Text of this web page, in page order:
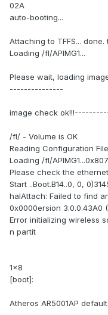
02A
auto-booting...
Attaching to TFFS... done.
Loading /fl/APIMG1...
Please wait, loading
---------------
image check
/fl/ - Volume is OK
Reading Configuration
Loading /fl/
Please check the
Start ..Boot.B14..0, 0,
halAttach: Failed to find
0x0000ersion 3.0.0.43A0
Error initializing wireless
n partit
1x8
[boot]:
Atheros AR5001AP